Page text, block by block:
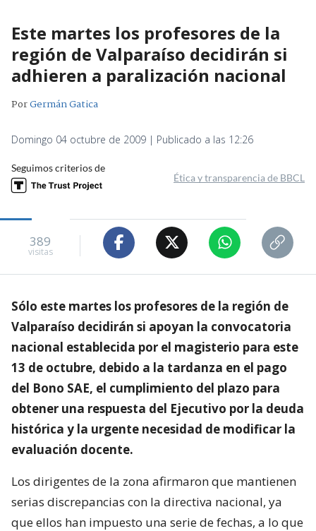
Este martes los profesores de la
región de Valparaíso decidirán si
adhieren a paralización nacional
PorGermán Gatica
Domingo 04 octubre de 2009 | Publicado a las 12:26
Seguimos criterios de
Ética y transparencia de BBCL
389
visitas
Sólo este martes los profesores de la región de
Valparaíso decidirán si apoyan la convocatoria
nacional establecida por el magisterio para este
13 de octubre, debido a la tardanza en el pago
del Bono SAE, el cumplimiento del plazo para
obtener una respuesta del Ejecutivo por la deuda
histórica y la urgente necesidad de modificar la
evaluación docente.
Los dirigentes de la zona afirmaron que mantienen
serias discrepancias con la directiva nacional, ya
que ellos han impuesto una serie de fechas, a lo que